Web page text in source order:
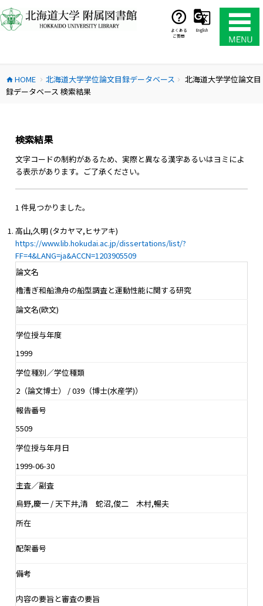
ン
テ
ス
キ
よくある
ご質問
English
home HOME chevron_right 北海道大学学位論文目録データベース chevron_right
北海道大学学位論文目
録データベース 検索結果
検索結果
文字コードの制約があるため、実際と異なる漢字あるいはヨミによ
る表示があります。ご了承ください。
1 件見つかりました。
高山,久明 (タカヤマ,ヒサアキ)
https://www.lib.hokudai.ac.jp/dissertations/list/?
FF=4&LANG=ja&ACCN=1203905509
論文名
櫓漕ぎ和船漁舟の船型調査と運動性能に関する研究
論文名(欧文)
学位授与年度
1999
学位種別／学位種類
2（論文博士） / 039（博士(水産学)）
報告番号
5509
学位授与年月日
1999-06-30
主査／副査
烏野,慶一 / 天下井,清 蛇沼,俊二 木村,暢夫
所在
配架番号
備考
内容の要旨と審査の要旨